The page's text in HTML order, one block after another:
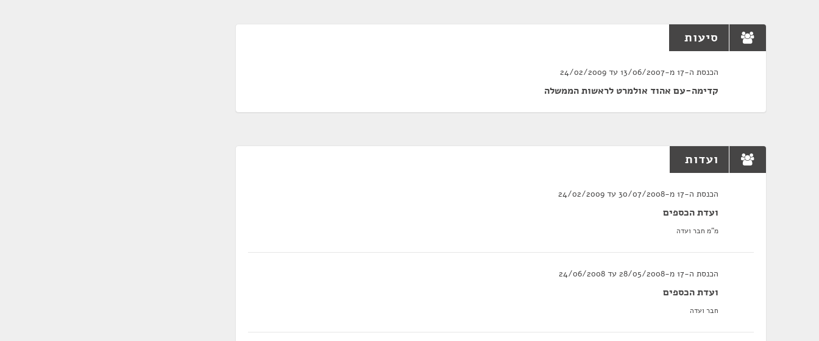
סיעות
הכנסת ה-17 מ-13/06/2007 עד 24/02/2009
קדימה-עם אהוד אולמרט לראשות הממשלה
ועדות
הכנסת ה-17 מ-30/07/2008 עד 24/02/2009
ועדת הכספים
מ"מ חבר ועדה
הכנסת ה-17 מ-28/05/2008 עד 24/06/2008
ועדת הכספים
חבר ועדה